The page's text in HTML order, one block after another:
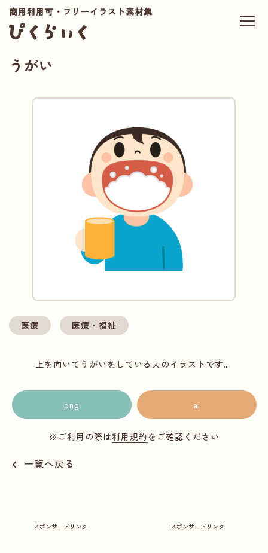
商用利用可・フリーイラスト素材集
うがい
医療 医療・福祉
上を向いてうがいをしている人のイラストです。
png ai
※ご利用の際は利用規約をご確認ください
一覧へ戻る